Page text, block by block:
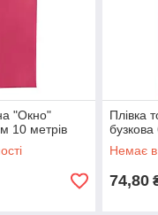
"Окно"
10 метрів
Плівка
Немає в
74,80